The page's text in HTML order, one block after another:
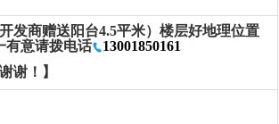
发商赠送阳台4.5平米）楼层好地理位置
有意请拨电话
13001850161
谢！】